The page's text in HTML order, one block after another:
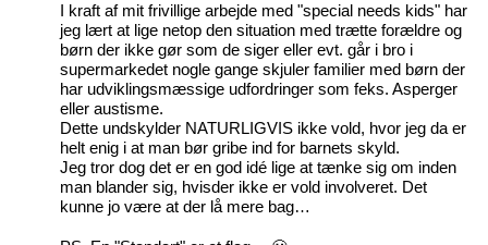
I kraft af mit frivillige arbejde med "special needs kids" har
jeg lært at lige netop den situation med trætte forældre og
børn der ikke gør som de siger eller evt. går i bro i
supermarkedet nogle gange skjuler familier med børn der
har udviklingsmæssige udfordringer som feks. Asperger
eller austisme.
Dette undskylder NATURLIGVIS ikke vold, hvor jeg da er
helt enig i at man bør gribe ind for barnets skyld.
Jeg tror dog det er en god idé lige at tænke sig om inden
man blander sig, hvisder ikke er vold involveret. Det
kunne jo være at der lå mere bag…